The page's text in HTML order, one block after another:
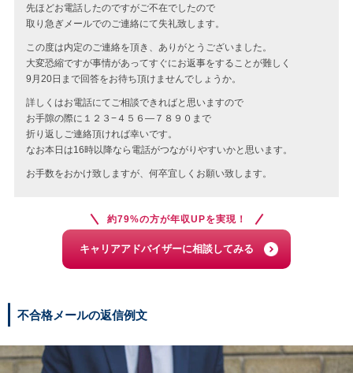
先ほどお電話したのですがご不在でしたので
取り急ぎメールでのご連絡にて失礼致します。
この度は内定のご連絡を頂き、ありがとうございました。
大変恐縮ですが事情があってすぐにお返事をすることが難しく
9月20日まで回答をお待ち頂けませんでしょうか。
詳しくはお電話にてご相談できればと思いますので
お手隙の際に１２３−４５６—７８９０まで
折り返しご連絡頂ければ幸いです。
なお本日は16時以降なら電話がつながりやすいかと思います。
お手数をおかけ致しますが、何卒宜しくお願い致します。
約79%の方が年収UPを実現！
キャリアアドバイザーに相談してみる
不合格メールの返信例文